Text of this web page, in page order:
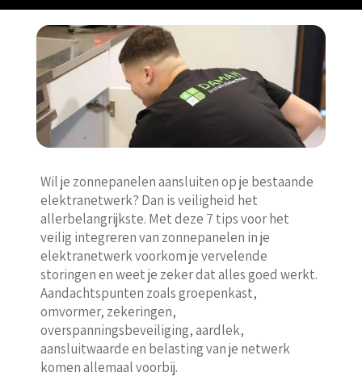
Wil je zonnepanelen aansluiten op je bestaande
elektranetwerk? Dan is veiligheid het
allerbelangrijkste. Met deze 7 tips voor het
veilig integreren van zonnepanelen in je
elektranetwerk voorkom je vervelende
storingen en weet je zeker dat alles goed werkt.
Aandachtspunten zoals groepenkast,
omvormer, zekeringen,
overspanningsbeveiliging, aardlek,
aansluitwaarde en belasting van je netwerk
komen allemaal voorbij.